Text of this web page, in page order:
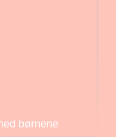
børnene